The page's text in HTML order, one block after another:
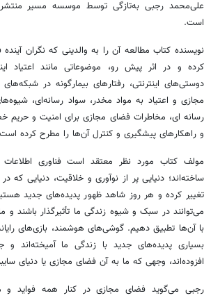
علی‌محمد رجبی به‌تازگی توسط موسسه مسیر
است.
نویسنده کتاب مطالعه آن را به والدینی که نگران
کرده و در اثر پیش رو، موضوعاتی مانند اعتیاد
دوستی‌های اینترنتی، رفتارهای بیمارگونه در
مجازی و اعتیاد به مواد مخدر، سواد رسانه‌ای،
رسانه ای، مخاطرات فضای مجازی برای امنیت و حریم
و راهکارهای پیشگیری و کنترل آن‌ها را مطرح کرده
مولف کتاب مورد نظر معتقد است فناوری اطلاعات
ساخته‌اند؛ دنیایی پر از نوآوری و خلاقیت، دنیایی که
تغییر کرده و هر روز شاهد ظهور پدیده‌های جدید
می‌توانند در سبک و شیوه زندگی ما تأثیرگذار باشند و
با آن‌ها تطبیق دهیم. گوشی‌های هوشمند، بازی‌های
بسیاری پدیده‌های جدید با زندگی ما آمیخته‌اند و
افزوده‌اند، وجهی که ما به آن فضای مجازی یا دنیای
رجبی می‌گوید فضای مجازی در کنار همه فواید و